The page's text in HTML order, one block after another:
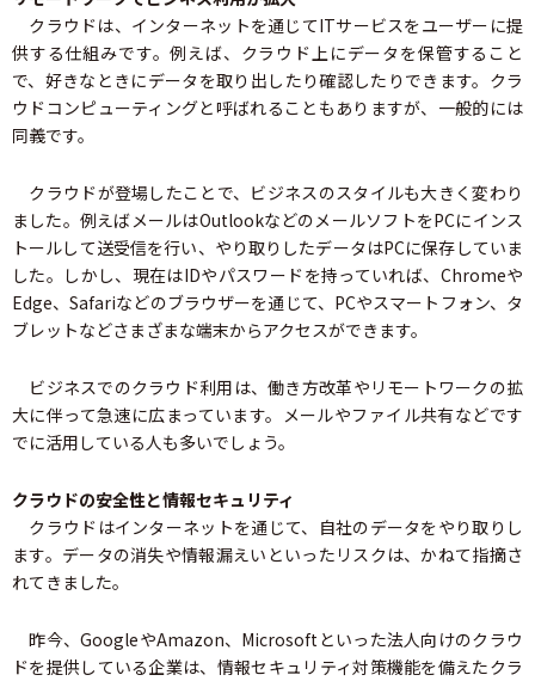
クラウドは、インターネットを通じてITサービスをユーザーに提
供する仕組みです。例えば、クラウド上にデータを保管すること
で、好きなときにデータを取り出したり確認したりできます。クラ
ウドコンピューティングと呼ばれることもありますが、一般的には
同義です。
クラウドが登場したことで、ビジネスのスタイルも大きく変わり
ました。例えばメールはOutlookなどのメールソフトをPCにインス
トールして送受信を行い、やり取りしたデータはPCに保存していま
した。しかし、現在はIDやパスワードを持っていれば、Chromeや
Edge、Safariなどのブラウザーを通じて、PCやスマートフォン、タ
ブレットなどさまざまな端末からアクセスができます。
ビジネスでのクラウド利用は、働き方改革やリモートワークの拡
大に伴って急速に広まっています。メールやファイル共有などです
でに活用している人も多いでしょう。
クラウドの安全性と情報セキュリティ
クラウドはインターネットを通じて、自社のデータをやり取りし
ます。データの消失や情報漏えいといったリスクは、かねて指摘さ
れてきました。
昨今、GoogleやAmazon、Microsoftといった法人向けのクラウ
ドを提供している企業は、情報セキュリティ対策機能を備えたクラ